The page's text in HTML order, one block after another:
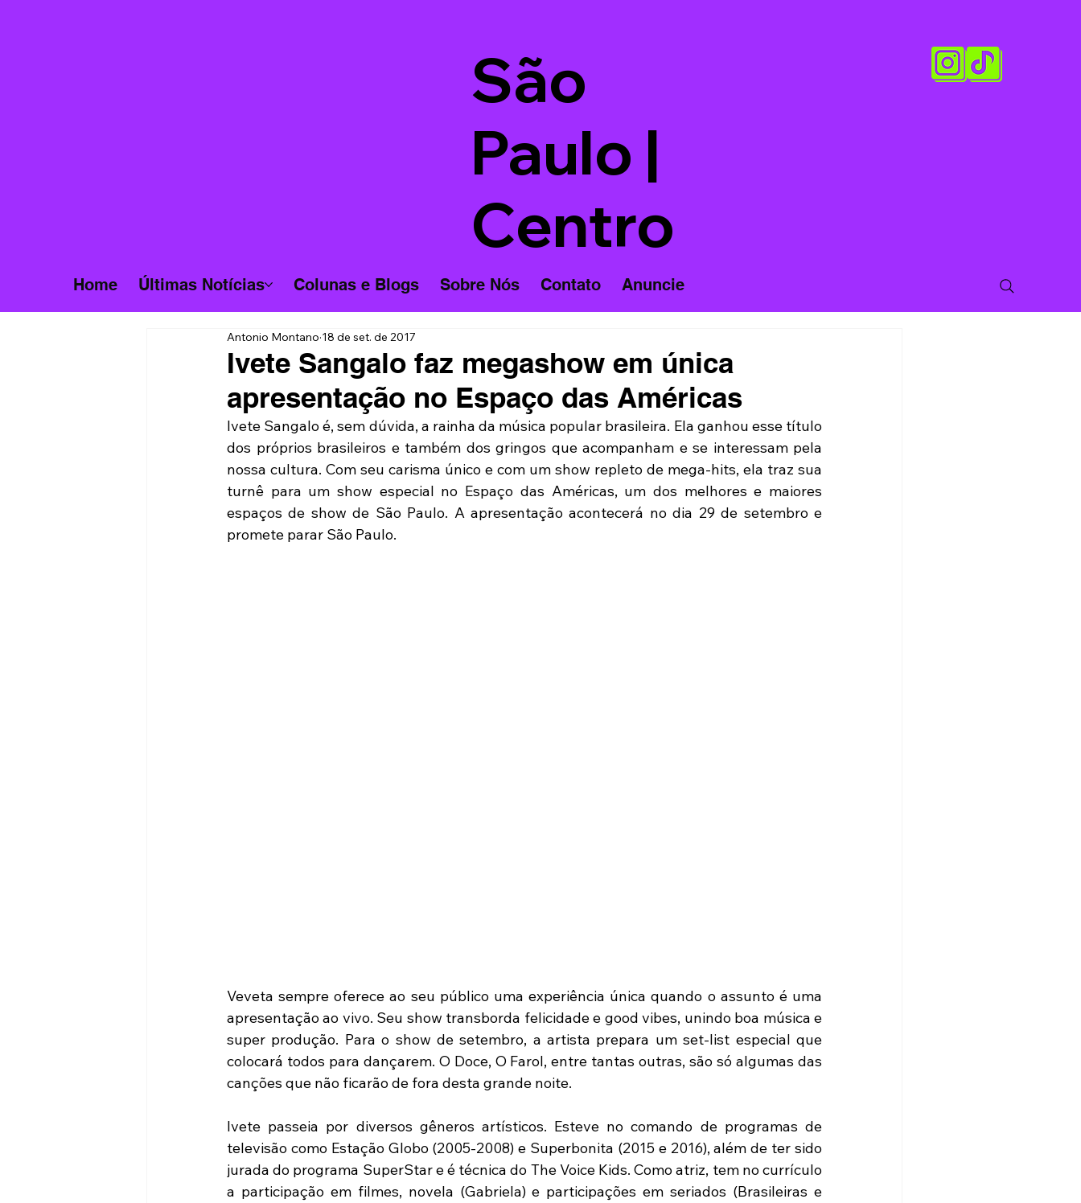
São
Paulo |
Centro
Home Últimas Notícias Colunas e Blogs Sobre Nós Contato Anuncie
Ivete Sangalo faz megashow em única
apresentação no Espaço das Américas
Antonio Montano 18 de set. de 2017
Ivete Sangalo é, sem dúvida, a rainha da música popular brasileira. Ela ganhou esse título
dos próprios brasileiros e também dos gringos que acompanham e se interessam pela
nossa cultura. Com seu carisma único e com um show repleto de mega-hits, ela traz sua
turnê para um show especial no Espaço das Américas, um dos melhores e maiores
espaços de show de São Paulo. A apresentação acontecerá no dia 29 de setembro e
promete parar São Paulo.
Veveta sempre oferece ao seu público uma experiência única quando o assunto é uma
apresentação ao vivo. Seu show transborda felicidade e good vibes, unindo boa música e
super produção. Para o show de setembro, a artista prepara um set-list especial que
colocará todos para dançarem. O Doce, O Farol, entre tantas outras, são só algumas das
canções que não ficarão de fora desta grande noite.
Ivete passeia por diversos gêneros artísticos. Esteve no comando de programas de
televisão como Estação Globo (2005-2008) e Superbonita (2015 e 2016), além de ter sido
jurada do programa SuperStar e é técnica do The Voice Kids. Como atriz, tem no currículo
a participação em filmes, novela (Gabriela) e participações em seriados (Brasileiras e